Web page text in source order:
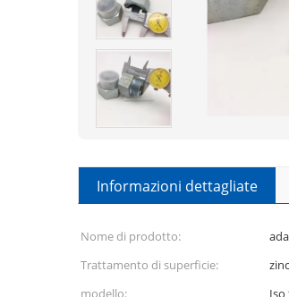
Informazioni dettagliate
Nome di prodotto:
Trattamento di superficie:
modello:
Iso